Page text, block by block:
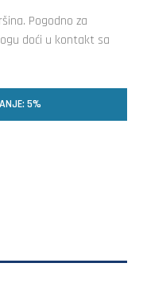
Pogodno za
doći u kontakt sa
5%